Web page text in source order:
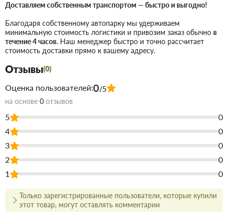
Мы предлагаем купить товары действительно высокого
качества, а для этого заключаем договора с
непосредственными производителями.
В наличии продукция для строительства и ремонта с самым
широким ассортиментом.
Чтобы не запутаться в том, что вам наиболее подходит по
цене и качеству, всегда можно позвонить и
Доставка строительных материалов и товаров происходит
Действует гибкая система скидок, надо лишь учитывать, что
оптовая цена в нашем интернет-магазине начинает
Купить Полусфера парковочная
500мм в Запорожье
означает сберечь время, деньги и нервы и получить с доставкой
именно те товары и услуги, какие вам требуются.
Доставляем собственным транспортом — быстро и выгодно!
Благодаря собственному автопарку мы удерживаем
минимальную стоимость логистики и привозим заказ обычно в
течение 4 часов. Наш менеджер быстро и точно рассчитает
стоимость доставки прямо к вашему адресу.
Отзывы(0)
Оценка пользователей:0/5
на основе 0 отзывов
5
0
4
0
3
0
2
0
1
0
Только зарегистрированные пользователи, которые купили
этот товар, могут оставлять комментарии